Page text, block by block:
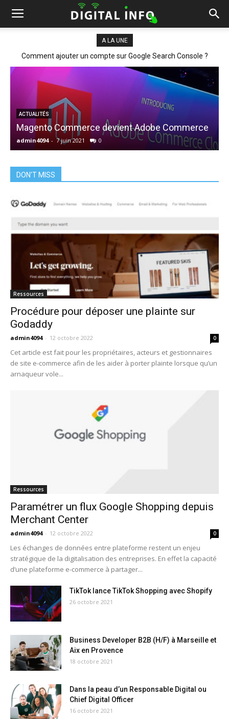
A LA UNE
Comment ajouter un compte sur Google Search Console ?
ACTUALITÉS
Magento Commerce devient Adobe Commerce
admin4094 - 7 juin 2021 0
DON'T MISS
Ressources
Procédure pour déposer une plainte sur
Godaddy
admin4094 - 12 octobre 2022 0
Cet article est fait pour les propriétaires, acteurs et gestionnaires
de site e-commerce afin de les aider à porter plainte lorsque qu’un
arnaqueur vole...
Ressources
Paramétrer un flux Google Shopping depuis
Merchant Center
admin4094 - 12 octobre 2022 0
Les échanges de données entre plateforme restent un enjeu
stratégique de la digitalisation des entreprises. En effet la capacité
d’une plateforme e-commerce à partager...
TikTok lance TikTok Shopping avec Shopify
26 octobre 2021
Business Developer B2B (H/F) à Marseille et
Aix en Provence
18 octobre 2021
Dans la peau d’un Responsable Digital ou
Chief Digital Officer
16 octobre 2021